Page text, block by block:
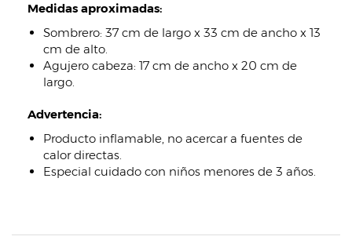
Medidas aproximadas:
Sombrero: 37 cm de largo x 33 cm de ancho x 13
cm de alto.
Agujero cabeza: 17 cm de ancho x 20 cm de
largo.
Advertencia:
Producto inflamable, no acercar a fuentes de
calor directas.
Especial cuidado con niños menores de 3 años.